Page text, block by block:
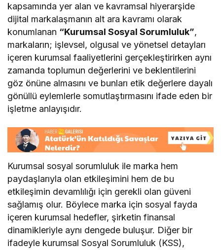
kapsamında yer alan ve kavramsal hiyerarşide
dijital markalaşmanın alt ara kavramı olarak
konumlanan “Kurumsal Sosyal Sorumluluk”,
markaların; işlevsel, olgusal ve yönetsel detayları
içeren kurumsal faaliyetlerini gerçekleştirirken aynı
zamanda toplumun değerlerini ve beklentilerini
göz önüne almasını ve bunları etik değerlere dayalı
gönüllü eylemlerle somutlaştırmasını ifade eden bir
işletme anlayışıdır.
Kurumsal sosyal sorumluluk ile marka hem
paydaşlarıyla olan etkileşimini hem de bu
etkileşimin devamlılığı için gerekli olan güveni
sağlamış olur. Böylece marka için sosyal fayda
içeren kurumsal hedefler, şirketin finansal
dinamikleriyle aynı dengede buluşur. Diğer bir
ifadeyle kurumsal Sosyal Sorumluluk (KSS),